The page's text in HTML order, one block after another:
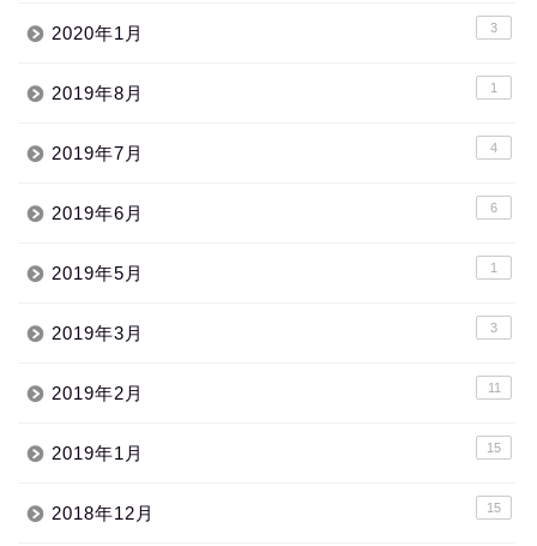
2020年1月 3
2019年8月 1
2019年7月 4
2019年6月 6
2019年5月 1
2019年3月 3
2019年2月 11
2019年1月 15
2018年12月 15